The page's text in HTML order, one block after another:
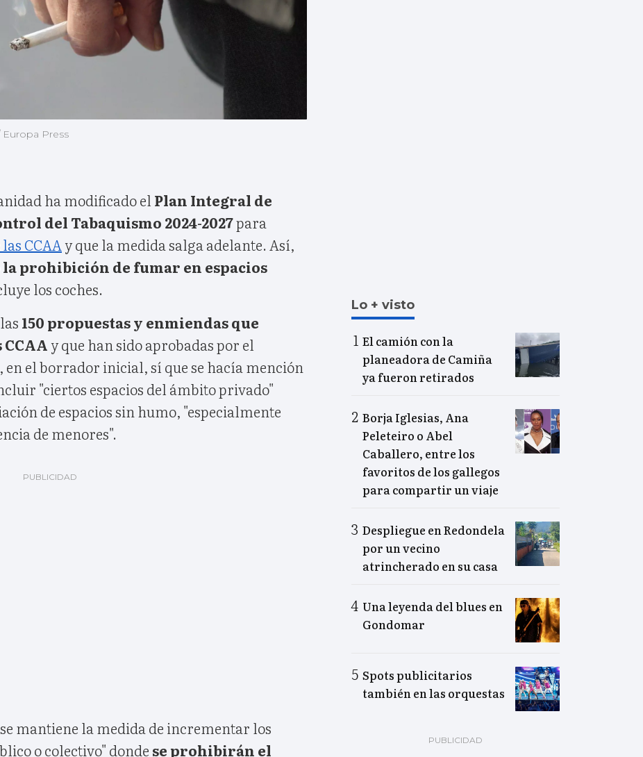
Press
ha modificado el Plan Integral de
del Tabaquismo 2024-2027para
CCAA y que la medida salga adelante. Así,
prohibición de fumar en espacios
los coches.
150 propuestas y enmiendas que
y que han sido aprobadas por el
el borrador inicial, sí que se hacía mención
"ciertos espacios del ámbito privado"
de espacios sin humo, "especialmente
de menores".
mantiene la medida de incrementar los
o colectivo" donde se prohibirán el
Lo + visto
El camión con la
planeadora de Camiña
ya fueron retirados
Borja Iglesias, Ana
Peleteiro o Abel
Caballero, entre los
favoritos de los gallegos
para compartir un viaje
Despliegue en Redondela
por un vecino
atrincherado en su casa
Una leyenda del blues en
Gondomar
Spots publicitarios
también en las orquestas